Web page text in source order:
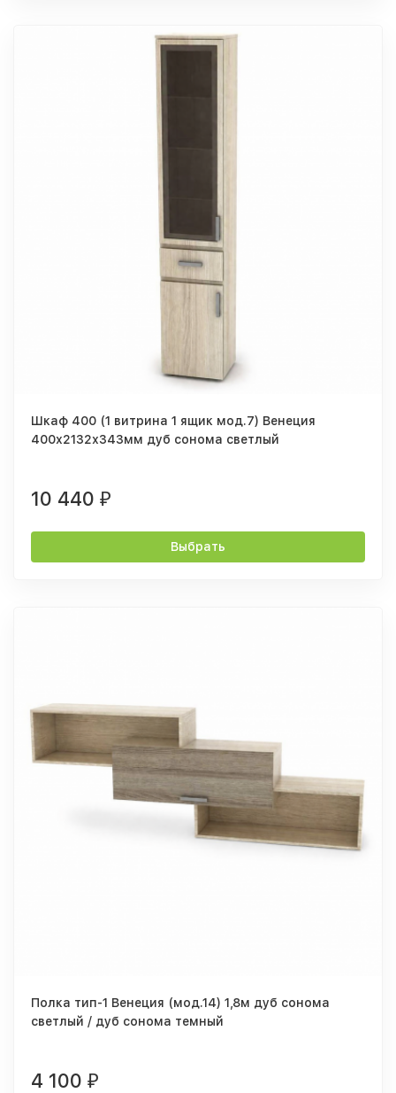
Шкаф 400 (1 витрина 1 ящик мод.7) Венеция
400х2132х343мм дуб сонома светлый
10 440 ₽
Выбрать
Полка тип-1 Венеция (мод.14) 1,8м дуб сонома
светлый / дуб сонома темный
4 100 ₽